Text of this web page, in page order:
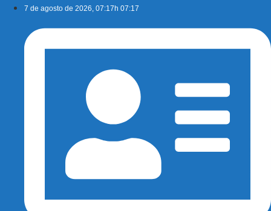
conteúdo
7 de agosto de 2026, 07:17h 07:17